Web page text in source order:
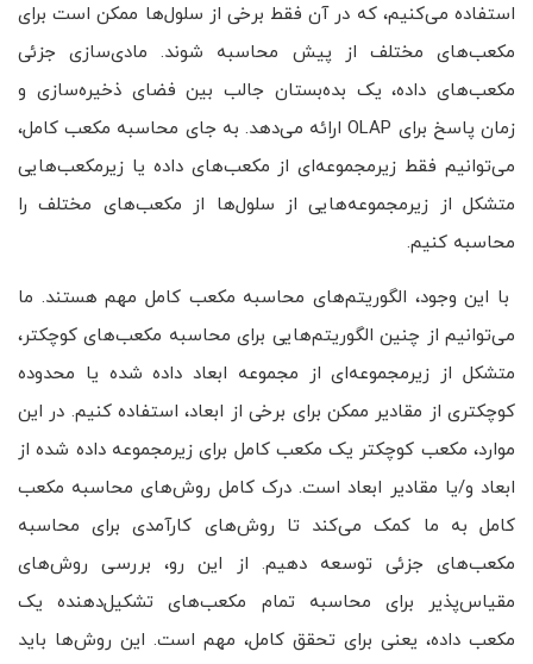
استفاده می‌کنیم، که در آن فقط برخی از سلول‌ها ممکن است برای
مکعب‌های مختلف از پیش محاسبه شوند. مادی‌سازی جزئی
مکعب‌های داده، یک بده‌بستان جالب بین فضای ذخیره‌سازی و
زمان پاسخ برای OLAP ارائه می‌دهد. به جای محاسبه مکعب کامل،
می‌توانیم فقط زیرمجموعه‌ای از مکعب‌های داده یا زیرمکعب‌هایی
متشکل از زیرمجموعه‌هایی از سلول‌ها از مکعب‌های مختلف را
محاسبه کنیم.
با این وجود، الگوریتم‌های محاسبه مکعب کامل مهم هستند. ما
می‌توانیم از چنین الگوریتم‌هایی برای محاسبه مکعب‌های کوچکتر،
متشکل از زیرمجموعه‌ای از مجموعه ابعاد داده شده یا محدوده
کوچکتری از مقادیر ممکن برای برخی از ابعاد، استفاده کنیم. در این
موارد، مکعب کوچکتر یک مکعب کامل برای زیرمجموعه داده شده از
ابعاد و/یا مقادیر ابعاد است. درک کامل روش‌های محاسبه مکعب
کامل به ما کمک می‌کند تا روش‌های کارآمدی برای محاسبه
مکعب‌های جزئی توسعه دهیم. از این رو، بررسی روش‌های
مقیاس‌پذیر برای محاسبه تمام مکعب‌های تشکیل‌دهنده یک
مکعب داده، یعنی برای تحقق کامل، مهم است. این روش‌ها باید